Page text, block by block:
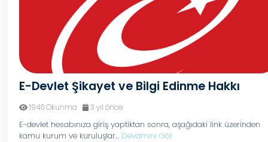
E-Devlet Şikayet ve Bilgi Edinme Hakkı
1946 Okunma 3 yıl önce
E-devlet hesabınıza giriş yaptiktan sonra, aşağıdaki link üzerinden
kamu kurum ve kuruluşlar... Devamını Gör